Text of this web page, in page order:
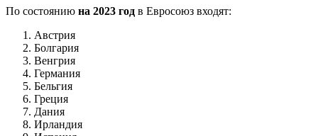
По состоянию на 2023 год в Евросоюз входят:
Австрия
Болгария
Венгрия
Германия
Бельгия
Греция
Дания
Ирландия